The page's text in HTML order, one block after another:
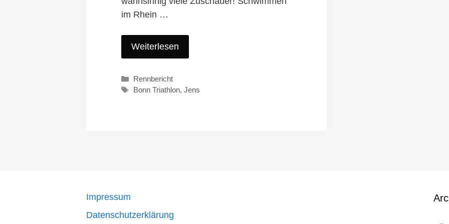
im Rhein …
Weiterlesen
Kategorien
Rennbericht
Schlagwörter
Bonn Triathlon,Jens
Impressum
Datenschutzerklärung